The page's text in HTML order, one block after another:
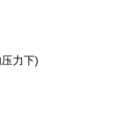
力下)